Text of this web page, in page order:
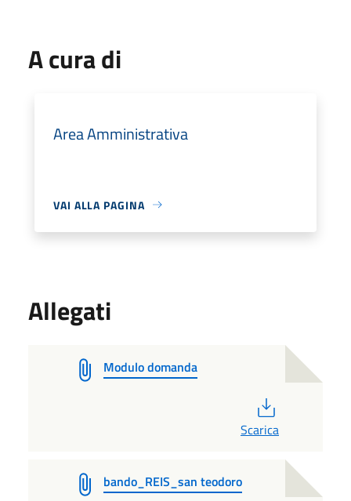
A cura di
Area Amministrativa
VAI ALLA PAGINA
Allegati
Modulo domanda
Scarica
bando_REIS_san teodoro